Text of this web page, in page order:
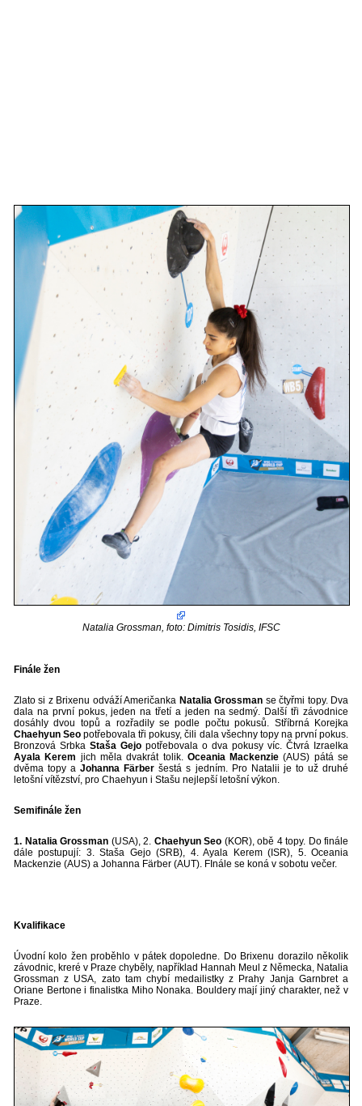
Natalia Grossman, foto: Dimitris Tosidis, IFSC
Finále žen
Zlato si z Brixenu odváží Američanka Natalia Grossman se čtyřmi topy. Dva
dala na první pokus, jeden na třetí a jeden na sedmý. Další tři závodnice
dosáhly dvou topů a rozřadily se podle počtu pokusů. Stříbrná Korejka
Chaehyun Seo potřebovala tři pokusy, čili dala všechny topy na první pokus.
Bronzová Srbka Staša Gejo potřebovala o dva pokusy víc. Čtvrá Izraelka
Ayala Kerem jich měla dvakrát tolik. Oceania Mackenzie (AUS) pátá se
dvěma topy aJohanna Färber šestá s jedním. Pro Natalii je to už druhé
letošní vítězství, pro Chaehyun i Stašu nejlepší letošní výkon.
Semifinále žen
1. Natalia Grossman (USA), 2. Chaehyun Seo (KOR), obě 4 topy. Do finále
dále postupují: 3. Staša Gejo (SRB), 4. Ayala Kerem (ISR), 5. Oceania
Mackenzie (AUS) a Johanna Färber (AUT). FInále se koná v sobotu večer.
Kvalifikace
Úvodní kolo žen proběhlo v pátek dopoledne. Do Brixenu dorazilo několik
závodnic, kreré v Praze chyběly, například Hannah Meul z Německa, Natalia
Grossman z USA, zato tam chybí medailistky z Prahy Janja Garnbret a
Oriane Bertone i finalistka Miho Nonaka. Bouldery mají jiný charakter, než v
Praze.